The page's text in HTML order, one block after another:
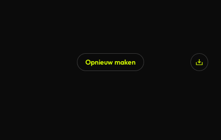
Opnieuw maken